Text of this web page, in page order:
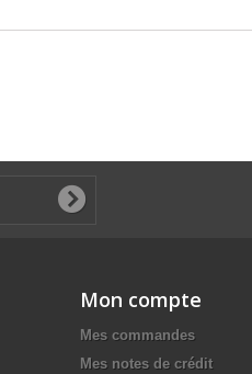
Mon compte
Mes commandes
Mes notes de crédit